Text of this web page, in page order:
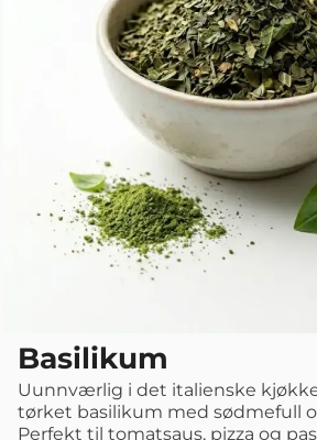
Basilikum
Uunnværlig i det italienske
tørket basilikum med sødmefull
Perfekt til tomatsaus, pizza og